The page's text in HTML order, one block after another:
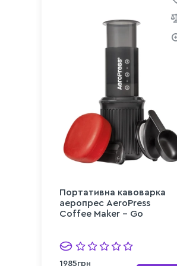
Портативна кавоварка
аеропрес AeroPress
Coffee Maker – Go
1985грн